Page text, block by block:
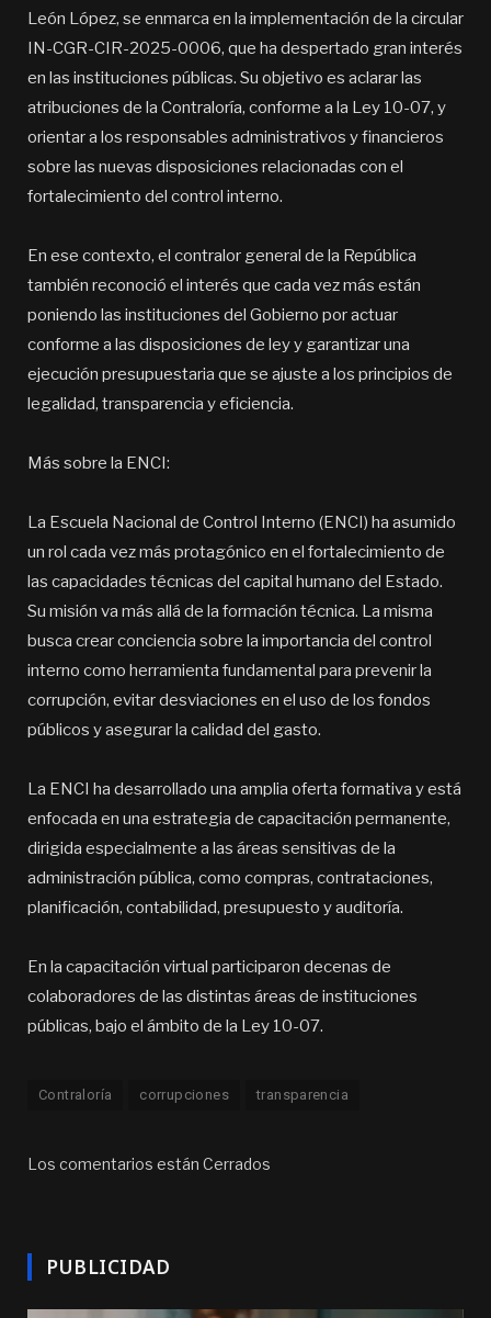
León López, se enmarca en la implementación de la circular
IN-CGR-CIR-2025-0006, que ha despertado gran interés
en las instituciones públicas. Su objetivo es aclarar las
atribuciones de la Contraloría, conforme a la Ley 10-07, y
orientar a los responsables administrativos y financieros
sobre las nuevas disposiciones relacionadas con el
fortalecimiento del control interno.
En ese contexto, el contralor general de la República
también reconoció el interés que cada vez más están
poniendo las instituciones del Gobierno por actuar
conforme a las disposiciones de ley y garantizar una
ejecución presupuestaria que se ajuste a los principios de
legalidad, transparencia y eficiencia.
Más sobre la ENCI:
La Escuela Nacional de Control Interno (ENCI) ha asumido
un rol cada vez más protagónico en el fortalecimiento de
las capacidades técnicas del capital humano del Estado.
Su misión va más allá de la formación técnica. La misma
busca crear conciencia sobre la importancia del control
interno como herramienta fundamental para prevenir la
corrupción, evitar desviaciones en el uso de los fondos
públicos y asegurar la calidad del gasto.
La ENCI ha desarrollado una amplia oferta formativa y está
enfocada en una estrategia de capacitación permanente,
dirigida especialmente a las áreas sensitivas de la
administración pública, como compras, contrataciones,
planificación, contabilidad, presupuesto y auditoría.
En la capacitación virtual participaron decenas de
colaboradores de las distintas áreas de instituciones
públicas, bajo el ámbito de la Ley 10-07.
Contraloría corrupciones transparencia
Los comentarios están Cerrados
PUBLICIDAD